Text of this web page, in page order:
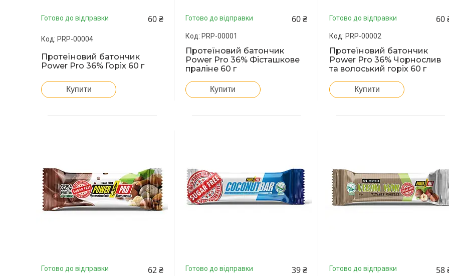
Готово до відправки 60 ₴
PRP-00004
Протеїновий батончик
Power Pro 36% Горіх 60 г
Купити
Готово до відправки 60 ₴
PRP-00001
Протеїновий батончик
Power Pro 36% Фісташкове
праліне 60 г
Купити
Готово до відправки 60
PRP-00002
Протеїновий батончик
Power Pro 36% Чорнослив
та волоський горіх 60 г
Купити
Готово до відправки 62 ₴ Готово до відправки 39 ₴ Готово до відправки 58